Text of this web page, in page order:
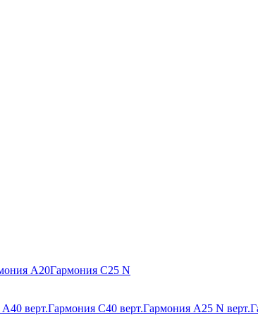
А20Гармония С25 N
верт.Гармония С40 верт.Гармония А25 N верт.